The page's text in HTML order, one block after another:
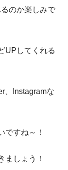
のか楽しみで
UPしてくれる
、Instagramな
ですね～！
ましょう！